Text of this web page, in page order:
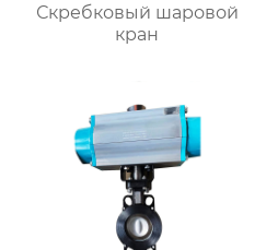
Скребковый шаровой
кран